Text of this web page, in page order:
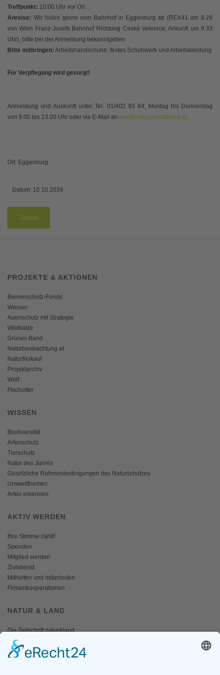
Treffpunkt: 10:00 Uhr vor Ort
Anreise: Wir holen gerne vom Bahnhof in Eggenburg ab (REX41 um 8:28
von Wien Franz-Josefs Bahnhof Richtung Ceské Velenice, Ankunft um 9:33
Uhr), bitte bei der Anmeldung bekanntgeben
Bitte mitbringen: Arbeitshandschuhe, festes Schuhwerk und Arbeitskleidung
Für Verpflegung wird gesorgt!
Anmeldung und Auskunft unter Tel. 01/402 93 94, Montag bis Donnerstag
von 9.00 bis 13.00 Uhr oder via E-Mail an noe@naturschutzbund.at.
Ort: Eggenburg
Datum: 10.10.2026
Zurück
PROJEKTE & AKTIONEN
Bienenschutz-Fonds
Wasser
Auenschutz mit Strategie
Wildkatze
Grünes Band
Naturbeobachtung.at
Naturfreikauf
Projektarchiv
Wolf
Fischotter
WISSEN
Biodiversität
Artenschutz
Tierschutz
Natur des Jahres
Gesetzliche Rahmenbedingungen des Naturschutzes
Umweltthemen
Arten erkennen
AKTIV WERDEN
Ihre Stimme zählt!
Spenden
Mitglied werden
Zivildienst
Mithelfen und mitarbeiten
Firmenkooperationen
NATUR & LAND
Die Zeitschrift natur&land
Archiv
Mediadaten